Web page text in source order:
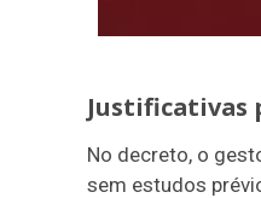
Justificativas
No decreto, o
sem estudos